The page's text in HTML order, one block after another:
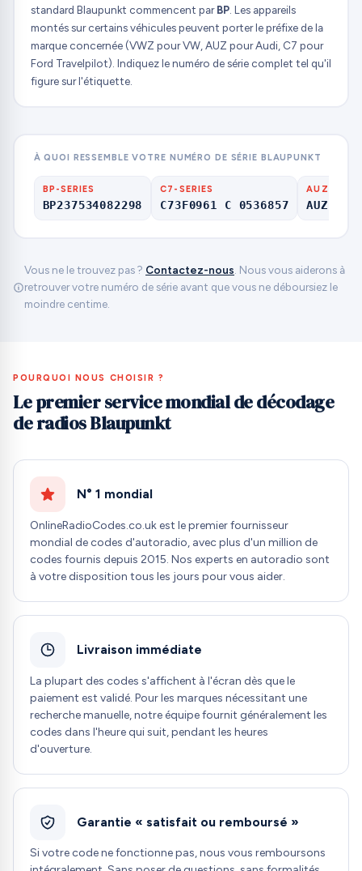
standard Blaupunkt commencent parBP. Les appareils
montés sur certains véhicules peuvent porter le préfixe de la
marque concernée (VWZ pour VW, AUZ pour Audi, C7 pour
Ford Travelpilot). Indiquez le numéro de série complet tel qu'il
figure sur l'étiquette.
À QUOI RESSEMBLE VOTRE NUMÉRO DE SÉRIE BLAUPUNKT
BP-SERIES
BP237534082298
C7-SERIES
C73F0961 C 0536857
AUZ-
Vous ne le trouvez pas ? Contactez-nous. Nous vous aiderons à
retrouver votre numéro de série avant que vous ne déboursiez le
moindre centime.
POURQUOI NOUS CHOISIR ?
Le premier service mondial de décodage
de radios Blaupunkt
N° 1 mondial
OnlineRadioCodes.co.uk est le premier fournisseur
mondial de codes d'autoradio, avec plus d'un million de
codes fournis depuis 2015. Nos experts en autoradio sont
à votre disposition tous les jours pour vous aider.
Livraison immédiate
La plupart des codes s'affichent à l'écran dès que le
paiement est validé. Pour les marques nécessitant une
recherche manuelle, notre équipe fournit généralement les
codes dans l'heure qui suit, pendant les heures
d'ouverture.
Garantie « satisfait ou remboursé »
Si votre code ne fonctionne pas, nous vous remboursons